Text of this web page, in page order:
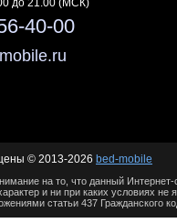
до 21.00 (МСК)
40-00
© 2013-2026 bed-mobile
на то, что данный Интернет-
и ни при каких условиях не
статьи 437 Гражданского